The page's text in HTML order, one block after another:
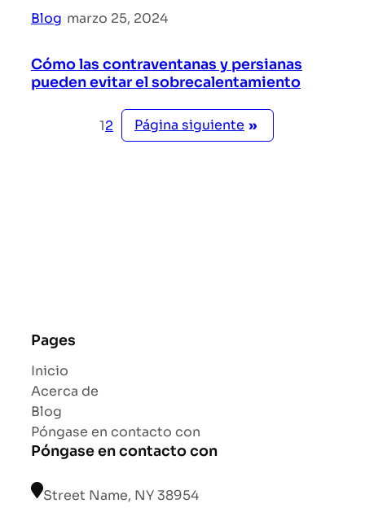
Blog marzo 25, 2024
Cómo las contraventanas y persianas
pueden evitar el sobrecalentamiento
12 Página siguiente »
Pages
Inicio
Acerca de
Blog
Póngase en contacto con
Póngase en contacto con
Street Name, NY 38954